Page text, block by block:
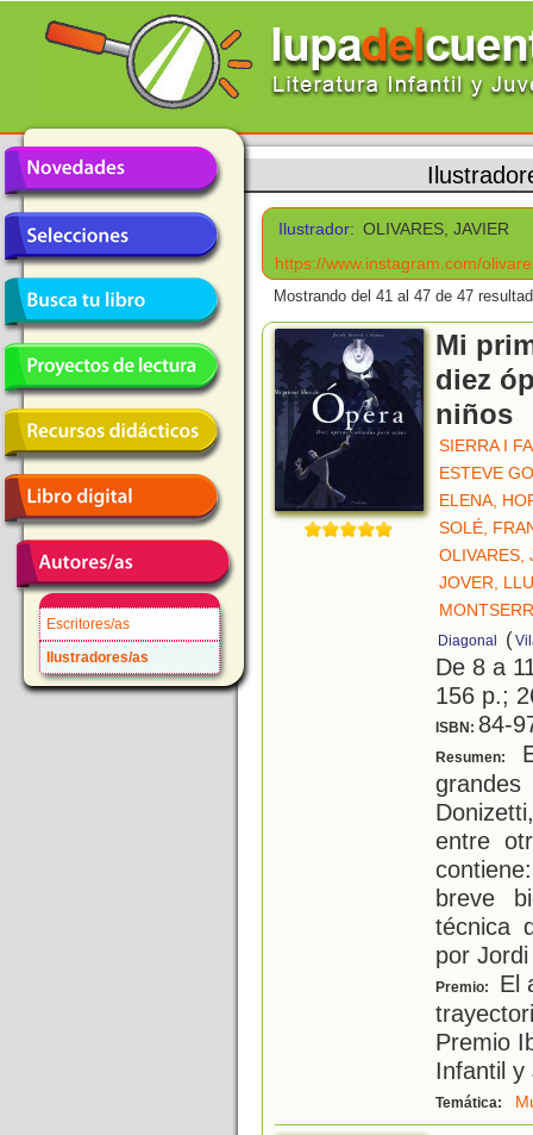
Escritores/as
Ilustradores/as
Ilustrador: OLIVARES, JAVIER
https://www.instagram.com/
Mostrando del 41 al 47 de 47
Mi
diez
niños
SIERRA I
ESTEVE
ELENA,
SOLÉ,
OLIVARES,
JOVER,
Diagonal (
De 8 a
156 p.;
ISBN: 84-
Resumen:
entre
breve
técnica
por
Premio:
El
Premio
Infantil y
Temática: